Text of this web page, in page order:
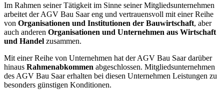
Im Rahmen seiner Tätigkeit im Sinne seiner Mitgliedsunternehmen
arbeitet der AGV Bau Saar eng und vertrauensvoll mit einer Reihe
von Organisationen und Institutionen der Bauwirtschaft, aber
auch anderen Organisationen und Unternehmen aus Wirtschaft
und Handel zusammen.
Mit einer Reihe von Unternehmen hat der AGV Bau Saar darüber
hinaus Rahmenabkommen abgeschlossen. Mitgliedsunternehmen
des AGV Bau Saar erhalten bei diesen Unternehmen Leistungen zu
besonders günstigen Konditionen.